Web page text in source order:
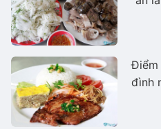
Điểm
đình